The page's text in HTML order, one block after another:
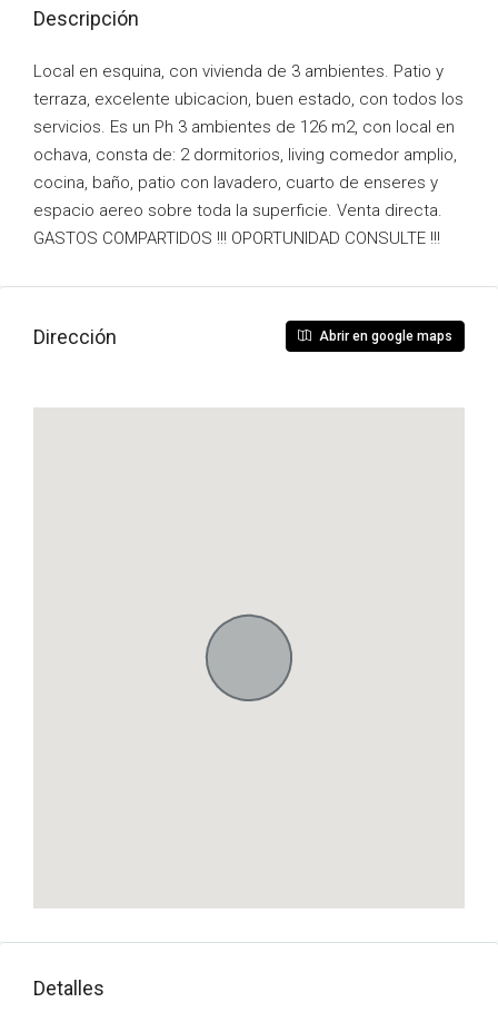
Descripción
Local en esquina, con vivienda de 3 ambientes. Patio y
terraza, excelente ubicacion, buen estado, con todos los
servicios. Es un Ph 3 ambientes de 126 m2, con local en
ochava, consta de: 2 dormitorios, living comedor amplio,
cocina, baño, patio con lavadero, cuarto de enseres y
espacio aereo sobre toda la superficie. Venta directa.
GASTOS COMPARTIDOS !!! OPORTUNIDAD CONSULTE !!!
Dirección Abrir en google maps
Detalles